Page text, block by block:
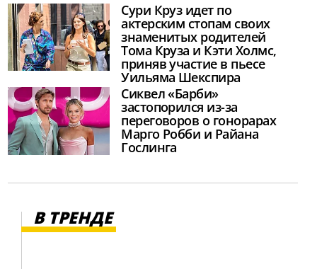
Сури Круз идет по
актерским стопам своих
знаменитых родителей
Тома Круза и Кэти Холмс,
приняв участие в пьесе
Уильяма Шекспира
Сиквел «Барби»
застопорился из-за
переговоров о гонорарах
Марго Робби и Райана
Гослинга
В ТРЕНДЕ